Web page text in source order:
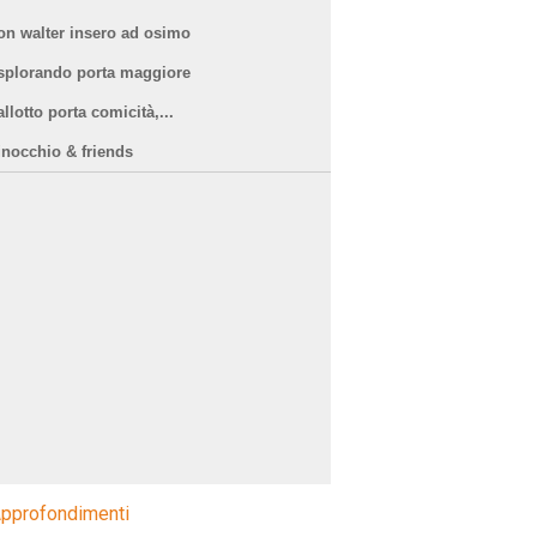
walter insero ad osimo
porta maggiore
porta comicità,...
& friends